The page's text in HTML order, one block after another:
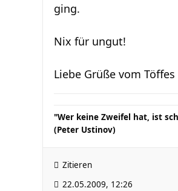
ging.
Nix für ungut!
Liebe Grüße vom Töffes
"Wer keine Zweifel hat, ist
(Peter Ustinov)
Zitieren
22.05.2009, 12:26